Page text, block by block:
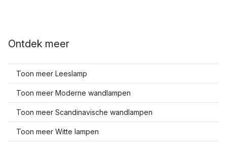
Ontdek meer
Toon meer Leeslamp
Toon meer Moderne wandlampen
Toon meer Scandinavische wandlampen
Toon meer Witte lampen